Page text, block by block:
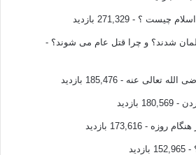
اسلام چیست ؟ - 271,329 بازدید
شدند؟ و چرا قتل عام می شوند؟ -
الله تعالی عنه - 185,476 بازدید
- 180,569 بازدید
روزه - 173,616 بازدید
- 152,965 بازدید